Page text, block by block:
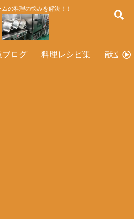
の料理の悩みを解決！！
ブログ 料理レシピ集 献立表